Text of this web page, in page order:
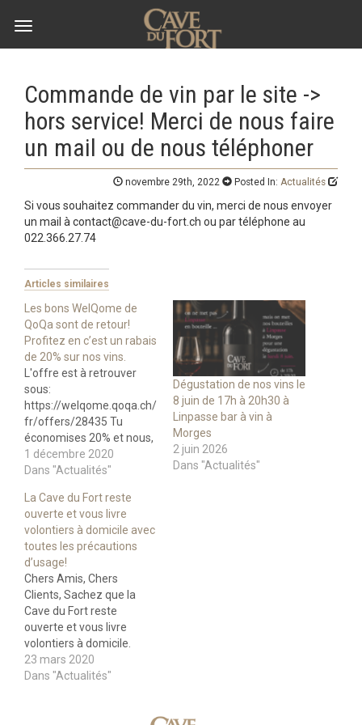
Toggle
Commande de vin par le site ->
hors service! Merci de nous faire
un mail ou de nous téléphoner
novembre 29th, 2022 Posted In: Actualités
Si vous souhaitez commander du vin, merci de nous envoyer
un mail à contact@cave-du-fort.ch ou par téléphone au
022.366.27.74
Articles similaires
Les bons WelQome de
QoQa sont de retour!
Profitez en c’est un rabais
de 20% sur nos vins.
L'offre est à retrouver
sous:
https://welqome.qoqa.ch/
fr/offers/28435 Tu
économises 20% et nous,
nous gagnons 10%! Tout
le monde est gagnant.
1 décembre 2020
Dans "Actualités"
Dégustation de nos vins le
8 juin de 17h à 20h30 à
Linpasse bar à vin à
Morges
2 juin 2026
Dans "Actualités"
La Cave du Fort reste
ouverte et vous livre
volontiers à domicile avec
toutes les précautions
d’usage!
Chers Amis, Chers
Clients, Sachez que la
Cave du Fort reste
ouverte et vous livre
volontiers à domicile.
Vous pouvez passer
commande via notre site
23 mars 2020
Dans "Actualités"